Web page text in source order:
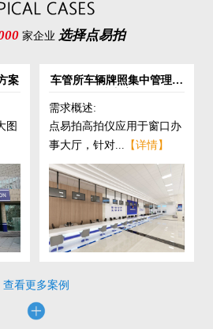
家企业 选择点易拍
案
图
车管所车辆牌照集中管理解
需求概述:
点易拍高拍仪应用于窗口办
事大厅，针对... 【详情】
查看更多案例